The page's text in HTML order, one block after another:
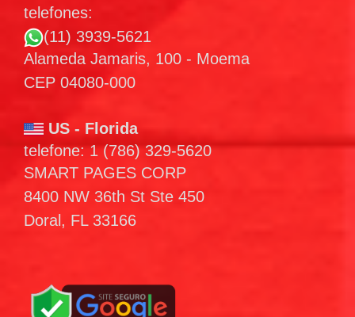
telefones:
(11) 3939-5621
Alameda Jamaris, 100 - Moema
CEP 04080-000
US - Florida
telefone: 1 (786) 329-5620
SMART PAGES CORP
8400 NW 36th St Ste 450
Doral, FL 33166